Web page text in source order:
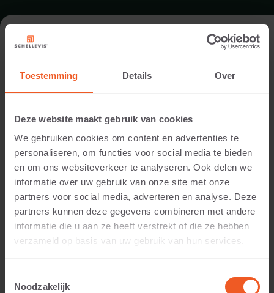
Toestemming Details Over
Deze website maakt gebruik van cookies
We gebruiken cookies om content en advertenties te
personaliseren, om functies voor social media te bieden
en om ons websiteverkeer te analyseren. Ook delen we
informatie over uw gebruik van onze site met onze
partners voor social media, adverteren en analyse. Deze
partners kunnen deze gegevens combineren met andere
informatie die u aan ze heeft verstrekt of die ze hebben
verzameld op basis van uw gebruik van hun services.
Noodzakelijk
FORMAT - CURB STONE 1000X400
RANGE CURB STONES
50 MM THICKNESS